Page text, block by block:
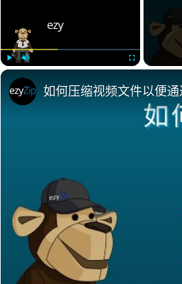
如何压缩视频文件以便